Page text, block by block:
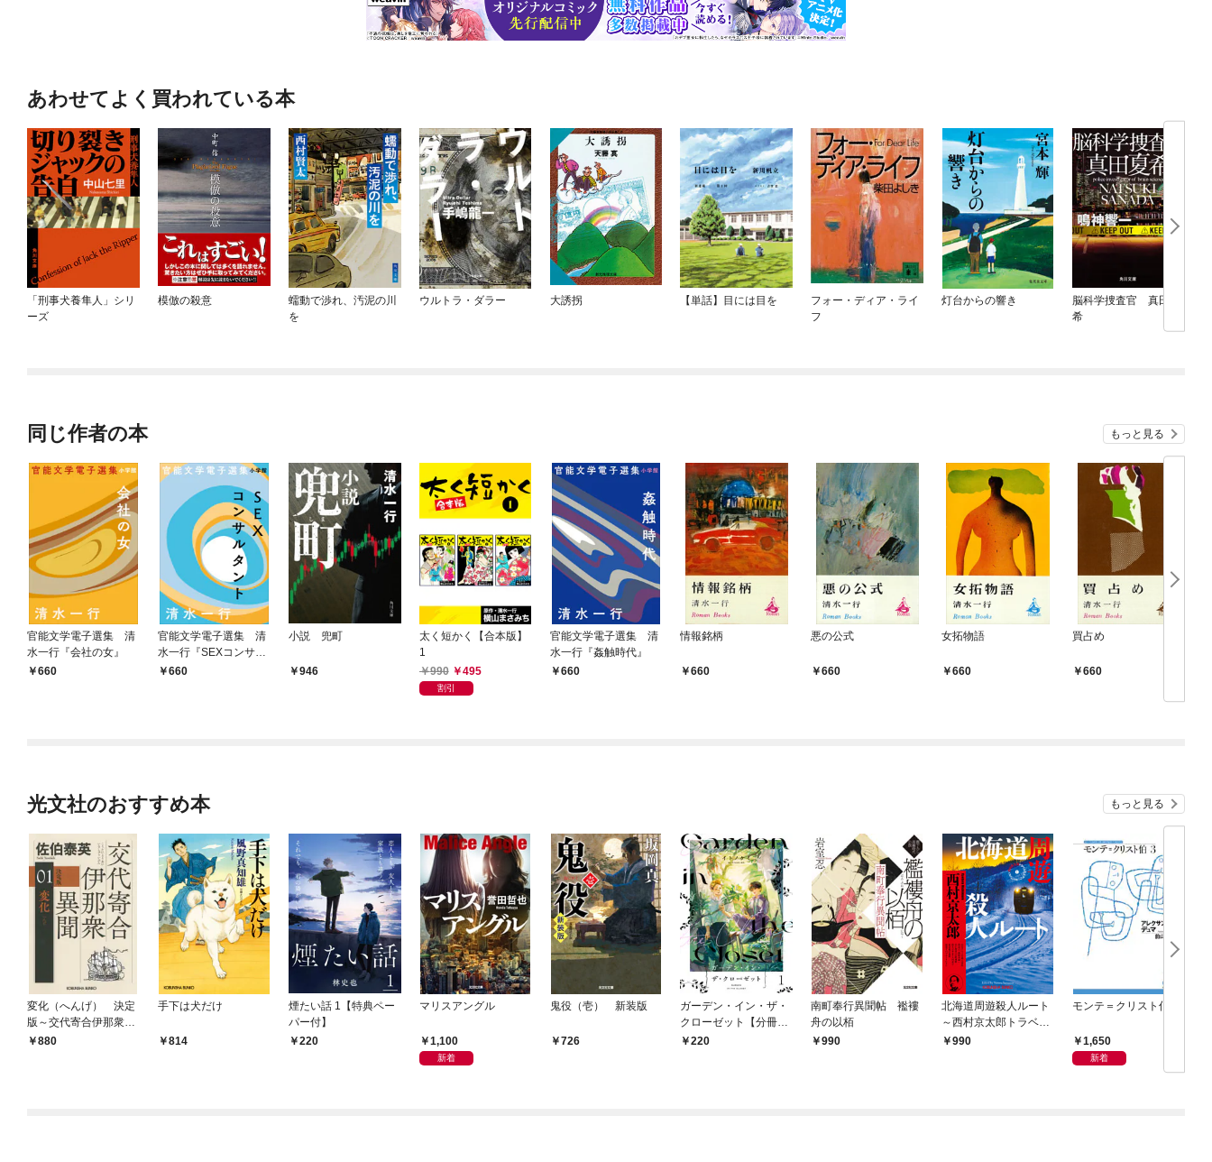
あわせてよく買われている本
「刑事犬養隼人」シリ
ーズ
模倣の殺意
蠕動で渉れ、汚泥の川
を
ウルトラ・ダラー 大誘拐 【単話】目には目を
フォー・ディア・ライ
フ
灯台からの響き
脳科学捜査官 真田夏
希
同じ作者の本 もっと見る
官能文学電子選集 清
水一行『会社の女』
660
官能文学電子選集 清
水一行『SEXコンサル
タント』
660
小説 兜町
946
太く短かく【合本版】
1
990
495
割引
官能文学電子選集 清
水一行『姦触時代』
660
情報銘柄
660
悪の公式
660
女拓物語
660
買占め
660
光文社のおすすめ本 もっと見る
変化（へんげ） 決定
版～交代寄合伊那衆異
聞（1）～
880
手下は犬だけ
814
煙たい話 1【特典ペー
パー付】
220
マリスアングル
1,100
新着
鬼役（壱） 新装版
726
ガーデン・イン・ザ・
クローゼット【分冊
版】1
220
南町奉行異聞帖 襤褸
舟の以栢
990
北海道周遊殺人ルート
～西村京太郎トラベル
ミステリー・セレクシ
990
モンテ＝クリスト伯3
1,650
新着